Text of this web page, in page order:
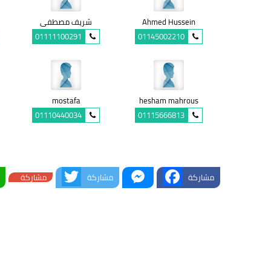
Ahmed Hussein
01145002210
شريف مصطفى
01111100291
hesham mahrous
01115666813
mostafa
01110440034
مشاركة Facebook
Messenger
مشاركة Twitterمشاركة